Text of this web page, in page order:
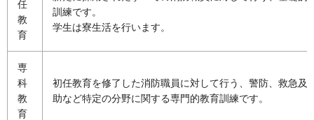
任
教
育
訓練です。
学生は寮生活を行います。
専
科
教
育
初任教育を修了した消防職員に対して行う、警防、救急及
助など特定の分野に関する専門的教育訓練です。